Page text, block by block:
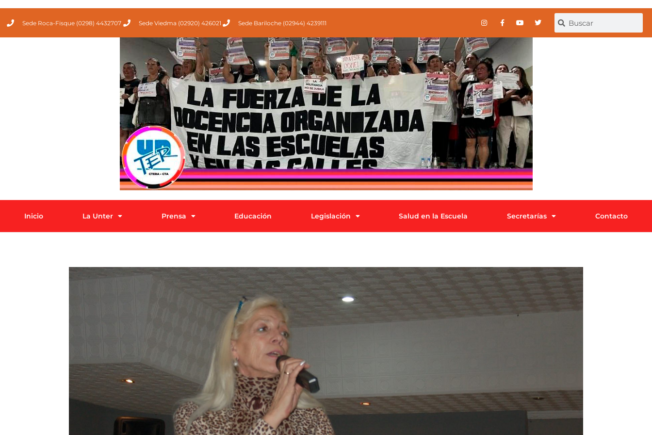
Sede Roca-Fisque (0298) 4432707 Sede Viedma (02920) 426021 Sede Bariloche (02944) 4239111
Inicio La Unter Prensa Educación Legislación Salud en la Escuela Secretarías Contacto